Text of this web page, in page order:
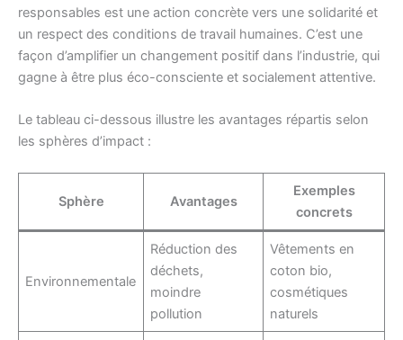
responsables est une action concrète vers une solidarité et
un respect des conditions de travail humaines. C’est une
façon d’amplifier un changement positif dans l’industrie, qui
gagne à être plus éco-consciente et socialement attentive.
Le tableau ci-dessous illustre les avantages répartis selon
les sphères d’impact :
Sphère Avantages
Exemples
concrets
Environnementale
Réduction des
déchets,
moindre
pollution
Vêtements en
coton bio,
cosmétiques
naturels